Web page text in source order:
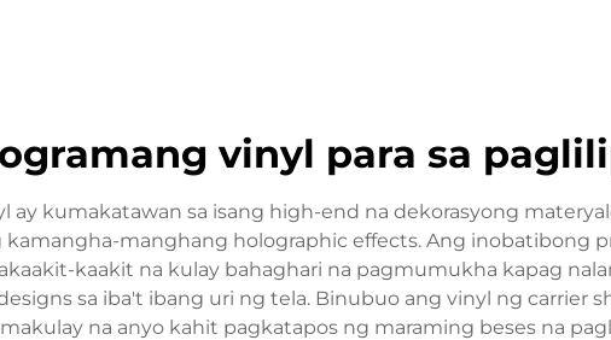
vinyl para sa
ay kumakatawan sa isang high-end na dekorasyong
kamangha-manghang holographic effects. Ang inobatibong
kaakit na kulay bahaghari na pagmumukha kapag
sa iba't ibang uri ng tela. Binubuo ang vinyl ng carrier
na anyo kahit pagkatapos ng maraming beses na